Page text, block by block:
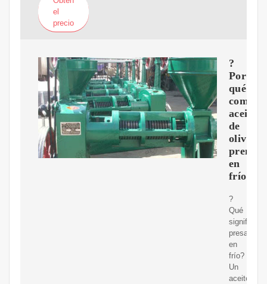
el
precio
?
Por
qué
aceite
de
oliva
en
frío?
?
Qué
significa
presando
en
frío?
Un
aceite